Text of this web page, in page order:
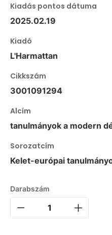
Kiadás pontos dátuma
2025.02.19
Kiadó
L'Harmattan
Cikkszám
3001091294
Alcím
tanulmányok a modern
Sorozatcím
Kelet-európai
Darabszám